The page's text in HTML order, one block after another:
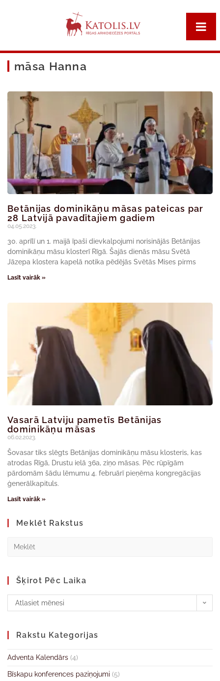
māsa Hanna
Betānijas dominikāņu māsas pateicas par
28 Latvijā pavadītajiem gadiem
04.05.2023.
30. aprīlī un 1. maijā īpaši dievkalpojumi norisinājās Betānijas
dominikāņu māsu klosterī Rīgā. Šajās dienās māsu Svētā
Jāzepa klostera kapelā notika pēdējās Svētās Mises pirms
Lasīt vairāk »
Vasarā Latviju pametīs Betānijas
dominikāņu māsas
06.02.2023.
Šovasar tiks slēgts Betānijas dominikāņu māsu klosteris, kas
atrodas Rīgā, Drustu ielā 36a, ziņo māsas. Pēc rūpīgām
pārdomām šādu lēmumu 4. februārī pieņēma kongregācijas
ģenerālkapituls.
Lasīt vairāk »
Meklēt Rakstus
Šķirot Pēc Laika
Atlasiet mēnesi
Rakstu Kategorijas
Adventa Kalendārs (4)
Bīskapu konferences paziņojumi (5)